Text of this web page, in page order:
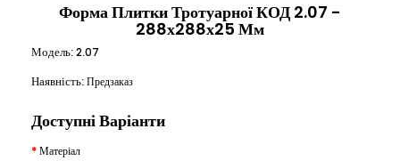
Форма Плитки Тротуарної КОД 2.07 -
288х288х25 Мм
Модель:2.07
Наявність:Предзаказ
Доступні Варіанти
Матеріал